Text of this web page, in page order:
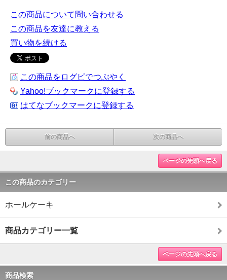
この商品について問い合わせる
この商品を友達に教える
買い物を続ける
この商品をログピでつぶやく
Yahoo!ブックマークに登録する
はてなブックマークに登録する
前の商品へ 次の商品へ
ページの先頭へ戻る
この商品のカテゴリー
ホールケーキ
商品カテゴリー一覧
ページの先頭へ戻る
商品検索